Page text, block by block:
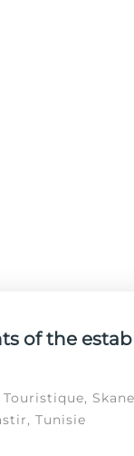
of the
Touristique,
Tunisie